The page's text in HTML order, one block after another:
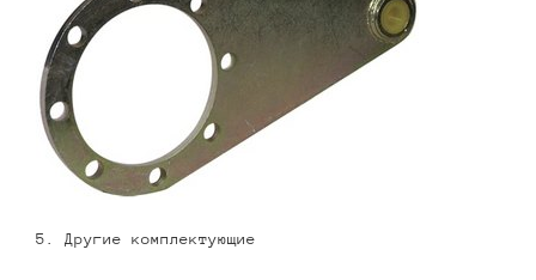
5. Другие комплектующие